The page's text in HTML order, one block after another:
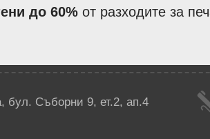
до 60% от разходите за
бул. Съборни 9, ет.2, ап.4